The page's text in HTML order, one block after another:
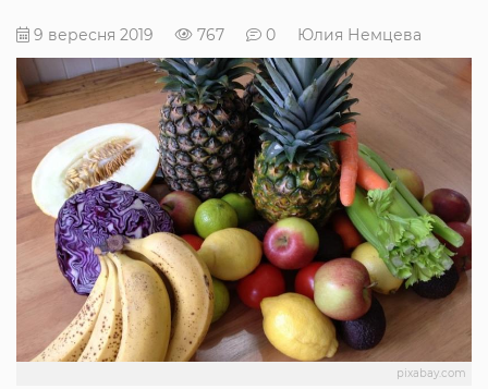
9 вересня 2019 767 0 Юлия Немцева
pixabay.com